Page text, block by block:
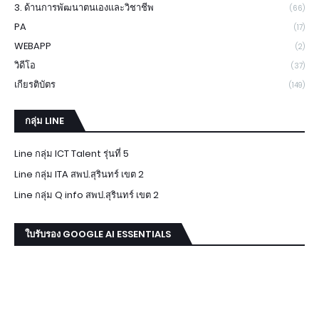
3. ด้านการพัฒนาตนเองและวิชาชีพ (66)
PA (17)
WEBAPP (2)
วิดีโอ (37)
เกียรติบัตร (149)
กลุ่ม LINE
Line กลุ่ม ICT Talent รุ่นที่ 5
Line กลุ่ม ITA สพป.สุรินทร์ เขต 2
Line กลุ่ม Q info สพป.สุรินทร์ เขต 2
ใบรับรอง GOOGLE AI ESSENTIALS